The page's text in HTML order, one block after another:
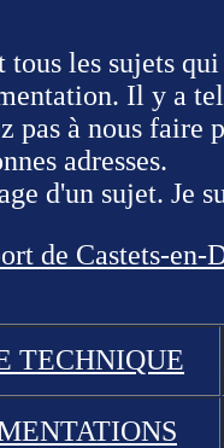
les sujets
Il y a
à nous faire
adresses.
d'un sujet. Je
de Castets-en-
TECHNIQUE